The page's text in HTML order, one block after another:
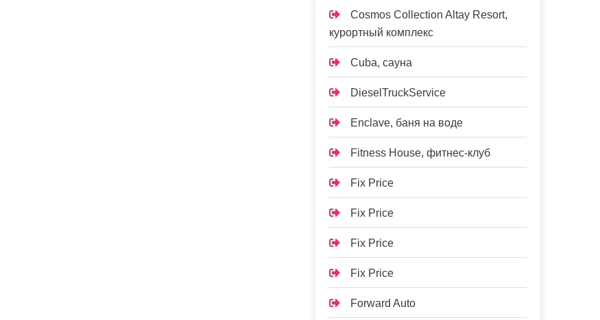
Cosmos Collection Altay Resort,
курортный комплекс
Cuba, сауна
DieselTruckService
Enclave, баня на воде
Fitness House, фитнес-клуб
Fix Price
Fix Price
Fix Price
Fix Price
Forward Auto